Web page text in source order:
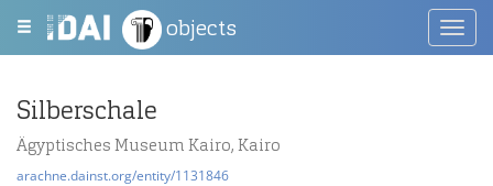
objects
Silberschale
Ägyptisches Museum Kairo, Kairo
arachne.dainst.org/entity/1131846